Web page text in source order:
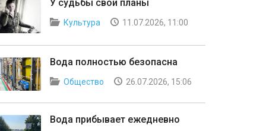
У судьбы свои планы
Культура 11.07.2026, 11:00
Вода полностью безопасна
Общество 26.07.2026, 15:06
Вода прибывает ежедневно